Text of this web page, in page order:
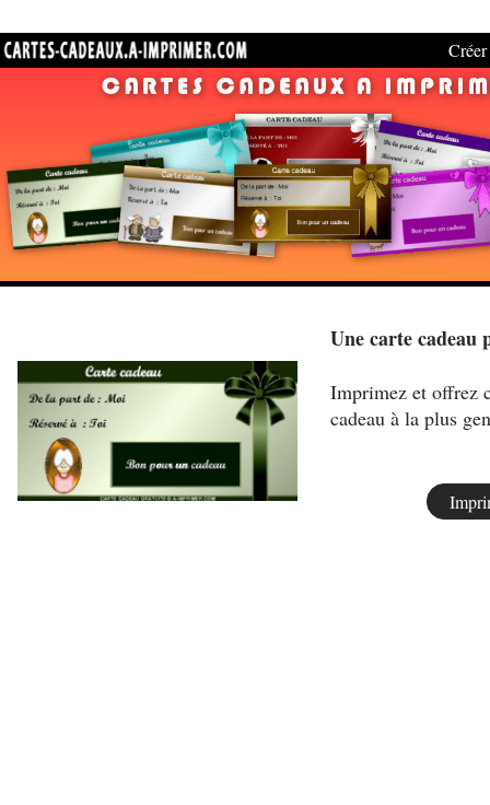
Créer
Une carte cadeau
Imprimez et offrez
cadeau à la plus